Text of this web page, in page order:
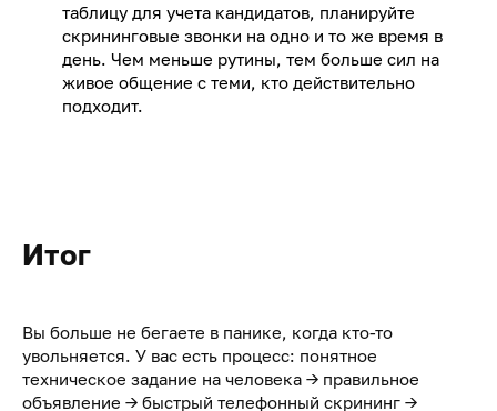
таблицу для учета кандидатов, планируйте
скрининговые звонки на одно и то же время в
день. Чем меньше рутины, тем больше сил на
живое общение с теми, кто действительно
подходит.
Итог
Вы больше не бегаете в панике, когда кто-то
увольняется. У вас есть процесс: понятное
техническое задание на человека → правильное
объявление → быстрый телефонный скрининг →